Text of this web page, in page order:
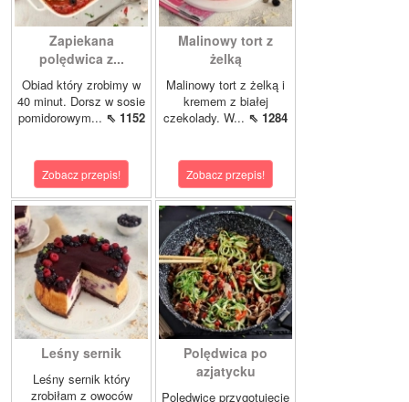
Zapiekana
polędwica z...
Obiad który zrobimy w
40 minut. Dorsz w sosie
pomidorowym... ⇖ 1152
Zobacz przepis!
Malinowy tort z
żelką
Malinowy tort z żelką i
kremem z białej
czekolady. W... ⇖ 1284
Zobacz przepis!
Leśny sernik
Leśny sernik który
zrobiłam z owoców
Polędwica po
azjatycku
Polędwicę przygotujecie